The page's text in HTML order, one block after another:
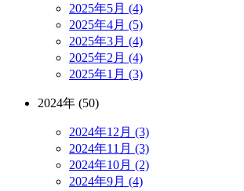
2025年5月 (4)
2025年4月 (5)
2025年3月 (4)
2025年2月 (4)
2025年1月 (3)
2024年 (50)
2024年12月 (3)
2024年11月 (3)
2024年10月 (2)
2024年9月 (4)